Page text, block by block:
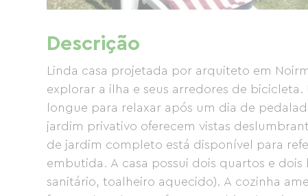
Descrição
Linda casa projetada por arquiteto em
explorar a ilha e seus arredores de
longue para relaxar após um dia de
jardim privativo oferecem vistas
de jardim completo está disponível para
embutida. A casa possui dois quartos e
sanitário, toalheiro aquecido). A cozinha